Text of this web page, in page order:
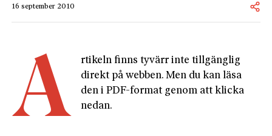
16 september 2010
A
rtikeln finns tyvärr inte tillgänglig
direkt på webben. Men du kan läsa
den i PDF-format genom att klicka
nedan.